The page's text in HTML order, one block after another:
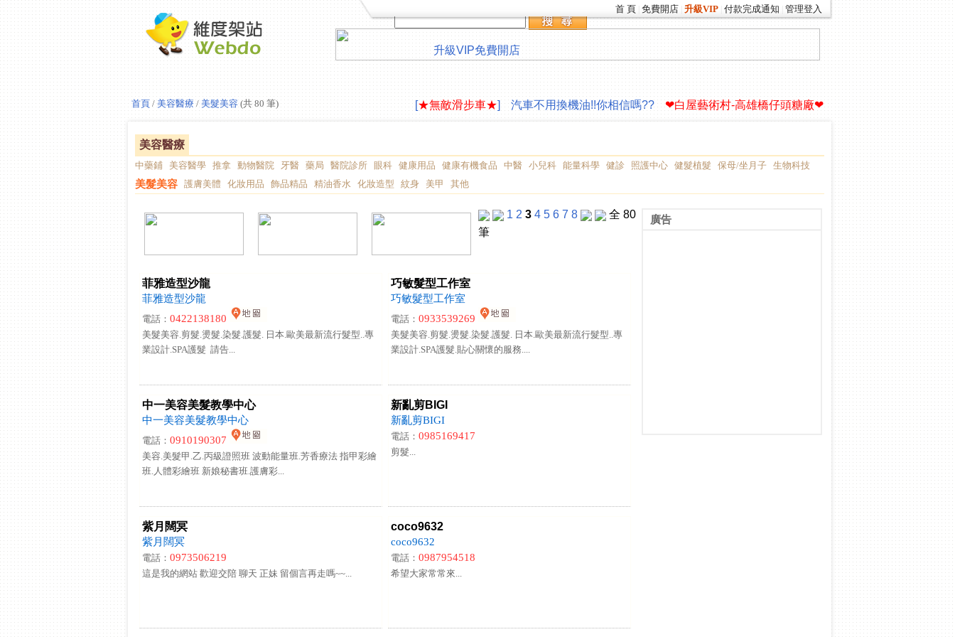
首 頁 免費開店 升級VIP| 付款完成通知 管理登入
驚!老爸買了一艘遊艇
∮旅遊住宿,創作你的生命故事∮
LAVAZZA 咖啡機合作供應
❤白屋藝術村-高雄橋仔頭糖廠❤
汽車不用換機油!!你相信嗎??
[★無敵滑步車★]
驚!老爸買了一艘遊艇
∮旅遊住宿,創作你的生命故事∮
LAVAZZA 咖啡機合作供應
升級VIP免費開店
首頁/美容醫療 /美髮美容(共 80 筆)
美容醫療
中藥鋪 美容醫學 推拿 動物醫院 牙醫 藥局 醫院診所 眼科 健康用品 健康有機食品 中醫 小兒科 能量科學 健診 照護中心 健髮植髮 保母/坐月子 生物科技
美髮美容 護膚美體 化妝用品 飾品精品 精油香水 化妝造型 紋身 美甲 其他
菲雅造型沙龍
菲雅造型沙龍
電話： 0422138180
美髮美容.剪髮.燙髮.染髮.護髮. 日本.歐美最新流行髮型..專
業設計.SPA護髮 請告...
巧敏髮型工作室
巧敏髮型工作室
電話： 0933539269
美髮美容.剪髮.燙髮.染髮.護髮. 日本.歐美最新流行髮型..專
業設計.SPA護髮.貼心關懷的服務....
中一美容美髮教學中心
中一美容美髮教學中心
電話： 0910190307
美容.美髮甲.乙.丙級證照班 波動能量班.芳香療法 指甲彩繪
班.人體彩繪班 新娘秘書班.護膚彩...
新亂剪BIGI
新亂剪BIGI
電話： 0985169417
剪髮...
紫月闊冥
紫月闊冥
電話： 0973506219
這是我的網站 歡迎交陪 聊天 正妹 留個言再走嗎~~...
coco9632
coco9632
電話： 0987954518
希望大家常常來...
1 2 3 4 5 6 7 8
全 80
筆
廣告